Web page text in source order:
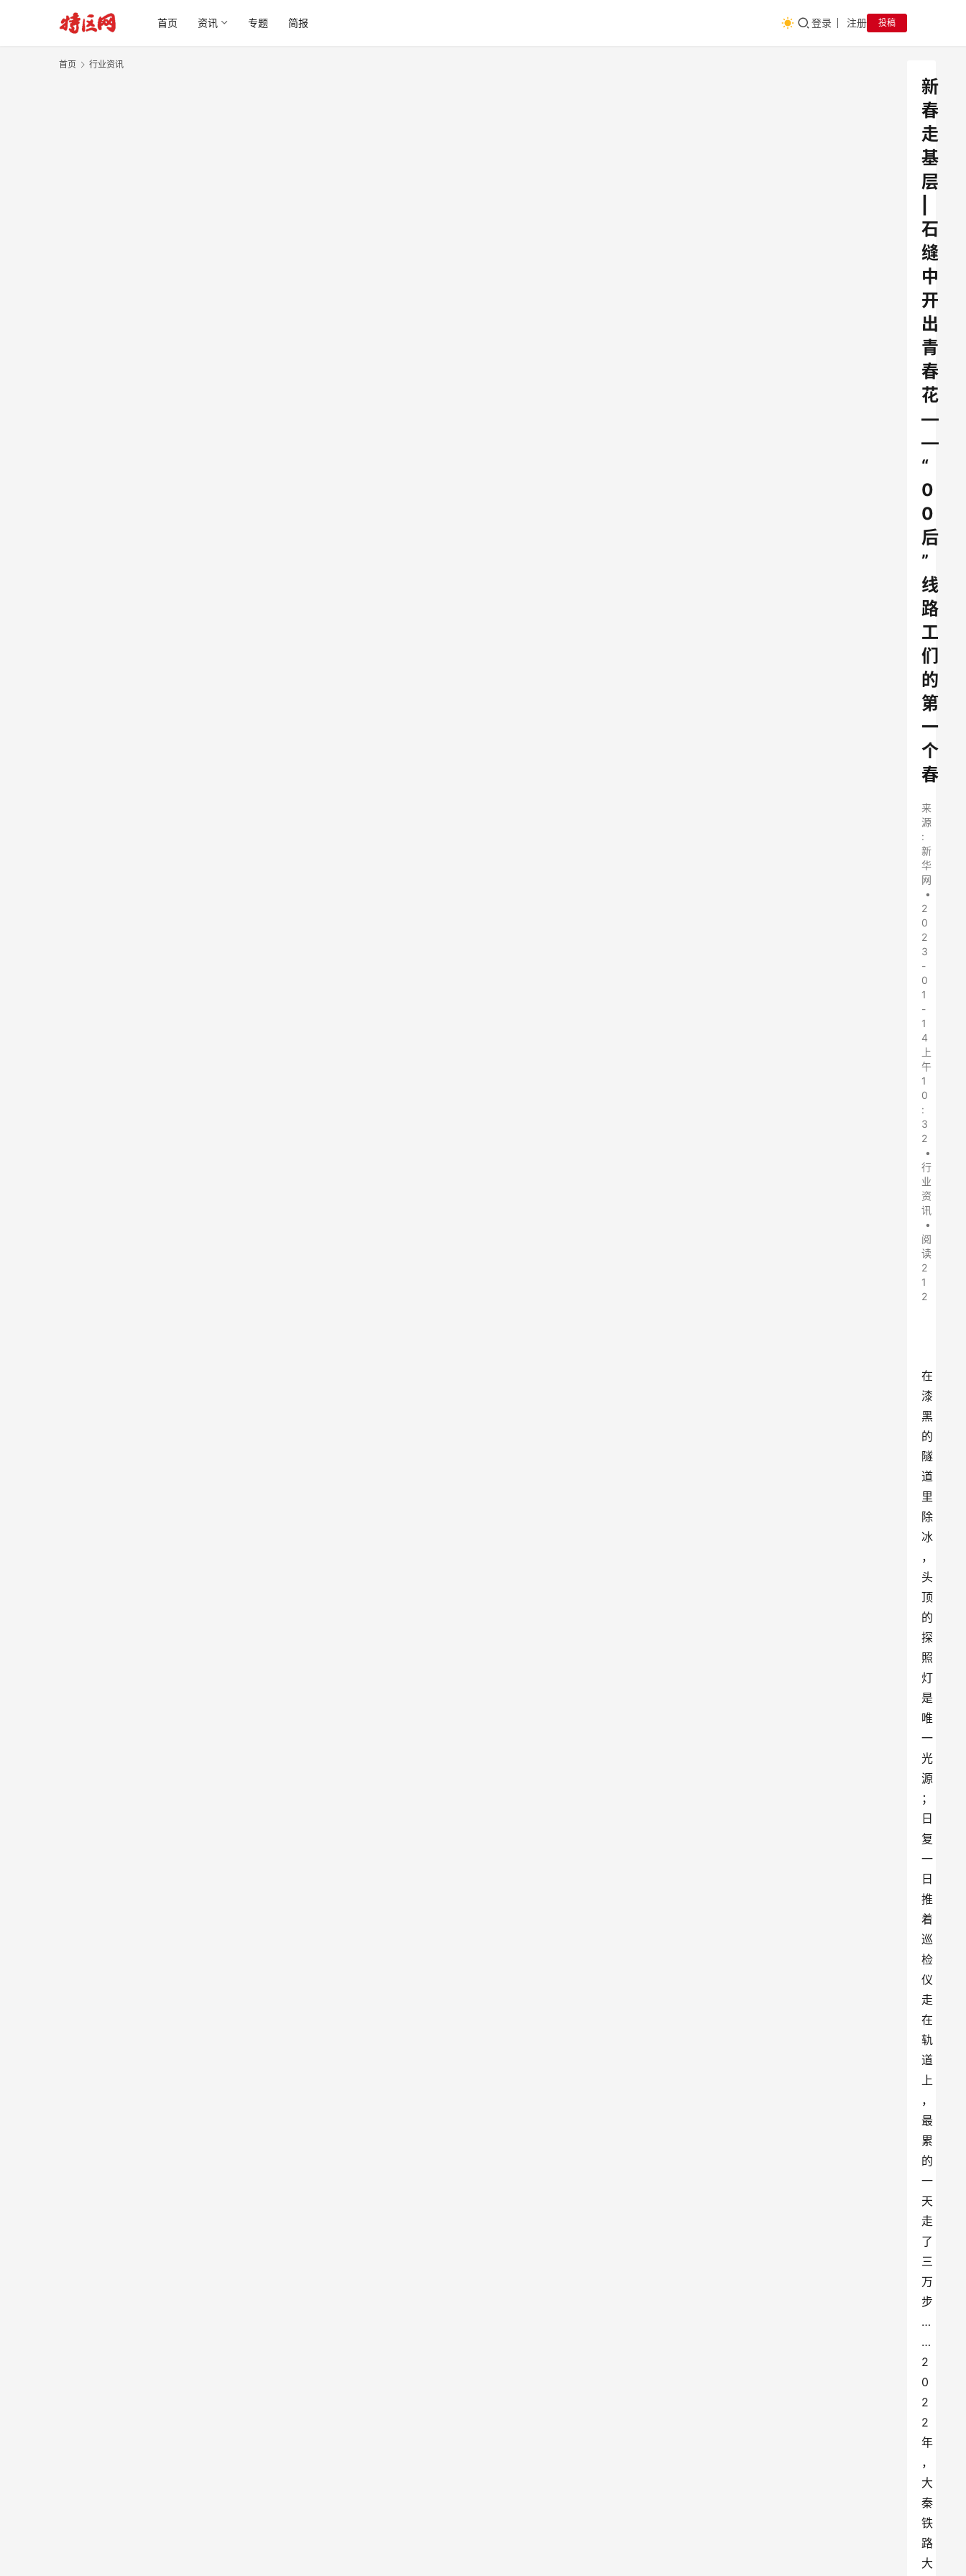
首页 资讯 专题 简报 登录 注册 投稿
首页 行业资讯
新
春
走
基
层
石
缝
中
开
出
青
春
花
—
—
“
0
0
后
”
线
路
工
们
的
第
一
个
春
来
源
:
新
华
网
•
2
0
2
3
-
0
1
-
1
4
上
午
1
0
:
3
2
•
行
业
资
讯
•
阅
读
2
1
2
在
漆
黑
的
隧
道
里
除
冰
，
头
顶
的
探
照
灯
是
唯
一
光
源
；
日
复
一
日
推
着
巡
检
仪
走
在
轨
道
上
，
最
累
的
一
天
走
了
三
万
步
…
…
2
0
2
2
年
，
大
秦
铁
路
大